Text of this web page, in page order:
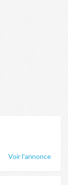
Voir l'annonce